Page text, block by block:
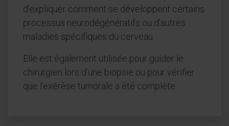
d’expliquer comment se développent certains
processus neurodégénératifs ou d’autres
maladies spécifiques du cerveau.
Elle est également utilisée pour guider le
chirurgien lors d’une biopsie ou pour vérifier
que l’exérèse tumorale a été complète.